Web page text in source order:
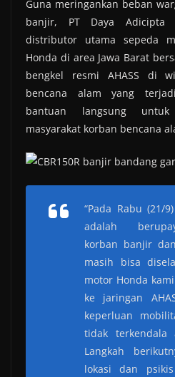
Guna meringankan beban
banjir, PT Daya Adicipta
distributor utama sepeda
Honda di area Jawa Barat
bengkel resmi AHASS di
bencana alam yang
bantuan langsung
masyarakat korban bencana
“Pada Rabu (21/
adalah
korban banjir
masih bisa
motor Honda
ke jaringan
keperluan
tidak terkendala
Langkah
lokasi dan